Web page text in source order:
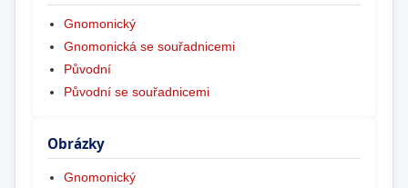
Gnomonický
Gnomonická se souřadnicemi
Původní
Původní se souřadnicemi
Obrázky
Gnomonický